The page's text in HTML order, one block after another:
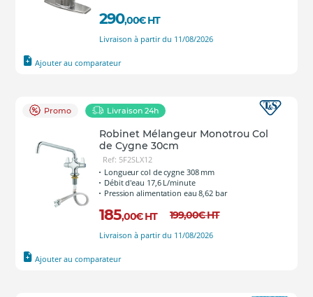
290,00€ HT
Livraison à partir du 11/08/2026
Ajouter au comparateur
Promo Livraison 24h
Robinet Mélangeur Monotrou Col
de Cygne 30cm
Ref: 5F2SLX12
Longueur col de cygne 308 mm
Débit d'eau 17,6 L/minute
Pression alimentation eau 8,62 bar
185,00€ HT 199,00€HT
Livraison à partir du 11/08/2026
Ajouter au comparateur